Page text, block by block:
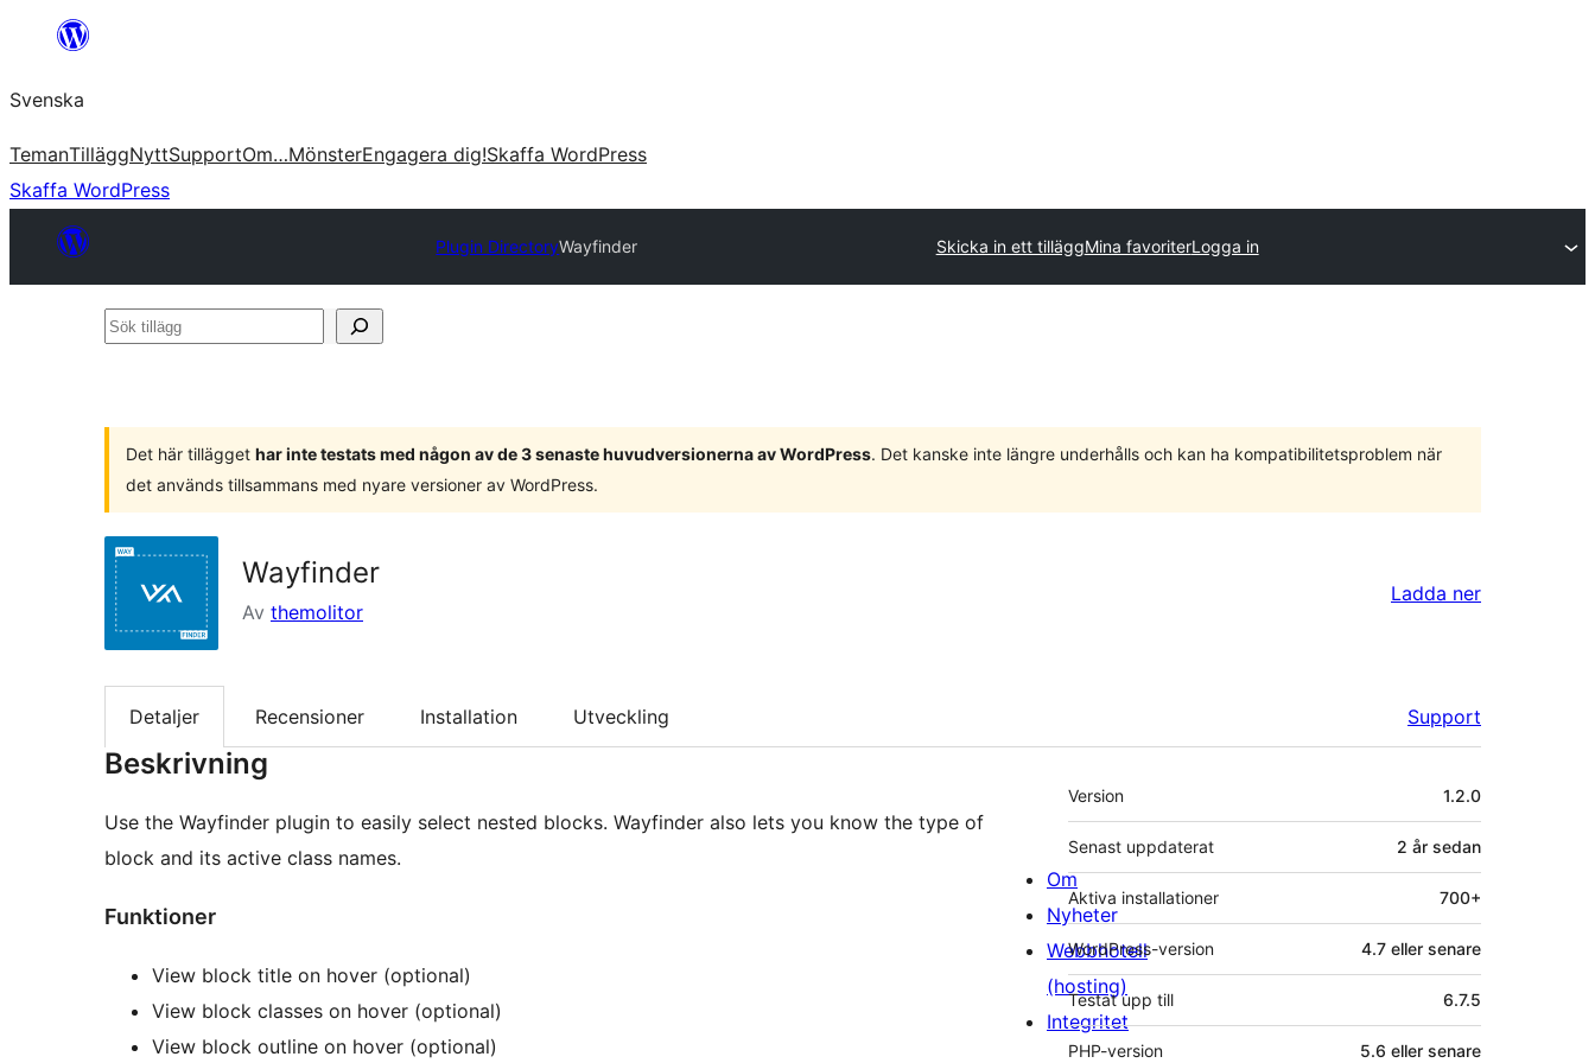
Hoppa
innehåll
Svenska
TemanTilläggNyttSupportOm…MönsterEngagera dig!Skaffa WordPress
Skaffa WordPress
Plugin DirectoryWayfinder Skicka in ett tilläggMina favoriterLogga in
Sök
Det här tillägget har inte testats med någon av de 3 senaste huvudversionerna av WordPress. Det kanske inte längre underhålls och kan ha kompatibilitetsproblem när
det används tillsammans med nyare versioner av WordPress.
Wayfinder
Av themolitor
Ladda ner
Detaljer Recensioner Installation Utveckling Support
Beskrivning
Use the Wayfinder plugin to easily select nested blocks. Wayfinder also lets you know the type of
block and its active class names.
Funktioner
View block title on hover (optional)
View block classes on hover (optional)
View block outline on hover (optional)
Meta
Version 1.2.0
Senast uppdaterat 2 år sedan
Aktiva installationer 700+
WordPress-version 4.7 eller senare
Testat upp till 6.7.5
PHP-version 5.6 eller senare
Om
Nyheter
Webbhotell
(hosting)
Integritet